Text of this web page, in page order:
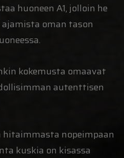
huoneen A1, jolloin he
oman tason
kokemusta omaavat
autenttisen
nopeimpaan
kuskia on kisassa